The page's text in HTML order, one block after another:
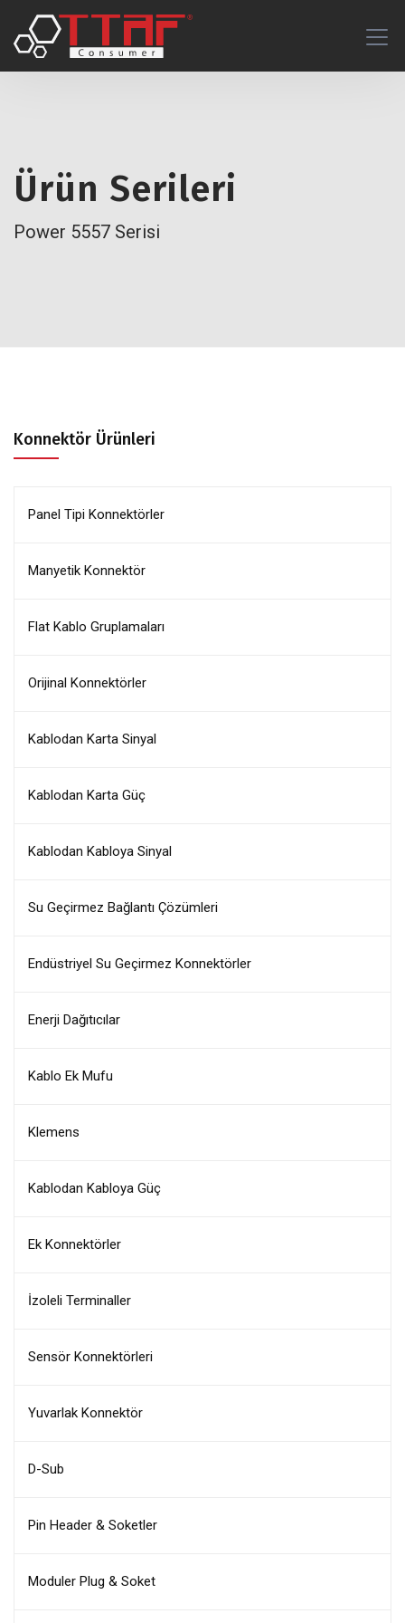
Ürün Serileri
Power 5557 Serisi
Konnektör Ürünleri
Panel Tipi Konnektörler
Manyetik Konnektör
Flat Kablo Gruplamaları
Orijinal Konnektörler
Kablodan Karta Sinyal
Kablodan Karta Güç
Kablodan Kabloya Sinyal
Su Geçirmez Bağlantı Çözümleri
Endüstriyel Su Geçirmez Konnektörler
Enerji Dağıtıcılar
Kablo Ek Mufu
Klemens
Kablodan Kabloya Güç
Ek Konnektörler
İzoleli Terminaller
Sensör Konnektörleri
Yuvarlak Konnektör
D-Sub
Pin Header & Soketler
Moduler Plug & Soket